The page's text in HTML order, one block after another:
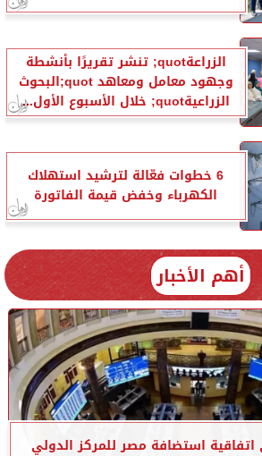
الزراعةquot; تنشر تقريرًا بأنشطة
وجهود معامل ومعاهد quot;البحوث
الزراعيةquot; خلال الأسبوع الأول...
6 خطوات فعّالة لترشيد استهلاك
الكهرباء وخفض قيمة الفاتورة
أهم الأخبار
استضافة مصر للمركز الدولي